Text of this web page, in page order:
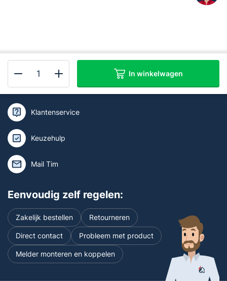
3024
Rook
en
Hittemelder
230V
aantal
In winkelwagen
Kan ik je helpen of wil je deskundig
advies?
Klantenservice
Keuzehulp
Mail Tim
Eenvoudig zelf regelen:
Zakelijk bestellen Retourneren
Direct contact Probleem met product
Melder monteren en koppelen